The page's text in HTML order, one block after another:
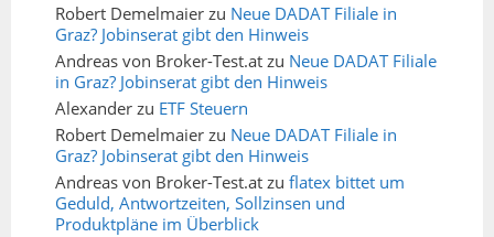
Robert Demelmaier zu Neue DADAT Filiale in
Graz? Jobinserat gibt den Hinweis
Andreas von Broker-Test.at zu Neue DADAT Filiale
in Graz? Jobinserat gibt den Hinweis
Alexander zu ETF Steuern
Robert Demelmaier zu Neue DADAT Filiale in
Graz? Jobinserat gibt den Hinweis
Andreas von Broker-Test.at zu flatex bittet um
Geduld, Antwortzeiten, Sollzinsen und
Produktpläne im Überblick